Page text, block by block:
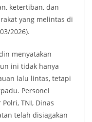
ketertiban, dan
yang melintas di
2026).
menyatakan
ini tidak hanya
lalu lintas, tetapi
Personel
TNI, Dinas
telah disiagakan